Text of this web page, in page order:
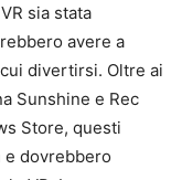
sia stata
avere a
divertirsi. Oltre ai
Sunshine e Rec
Store, questi
e dovrebbero